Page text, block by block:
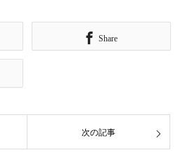
Share
次の記事